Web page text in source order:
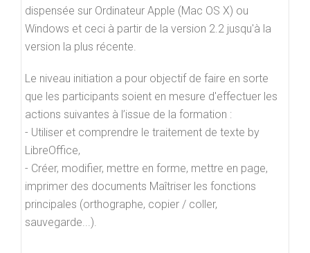
dispensée sur Ordinateur Apple (Mac OS X) ou
Windows et ceci à partir de la version 2.2 jusqu'à la
version la plus récente.
Le niveau initiation a pour objectif de faire en sorte
que les participants soient en mesure d'effectuer les
actions suivantes à l’issue de la formation :
- Utiliser et comprendre le traitement de texte by
LibreOffice,
- Créer, modifier, mettre en forme, mettre en page,
imprimer des documents Maîtriser les fonctions
principales (orthographe, copier / coller,
sauvegarde...).